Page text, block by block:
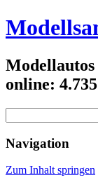
online: 4.735
nach:
Navigation
Zum Inhalt springen